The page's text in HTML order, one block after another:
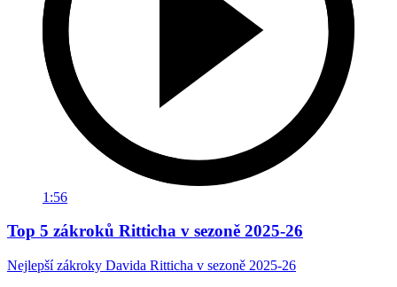
1:56
Top 5 zákroků Ritticha v sezoně 2025-26
Nejlepší zákroky Davida Ritticha v sezoně 2025-26